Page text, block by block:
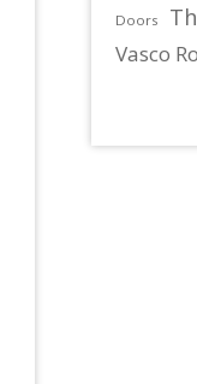
Doors
Vasco